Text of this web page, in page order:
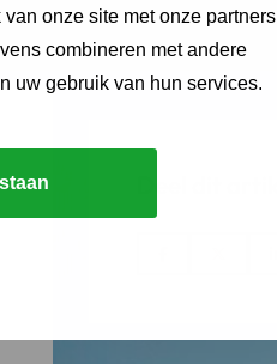
onze site met onze partners
combineren met andere
uw gebruik van hun services.